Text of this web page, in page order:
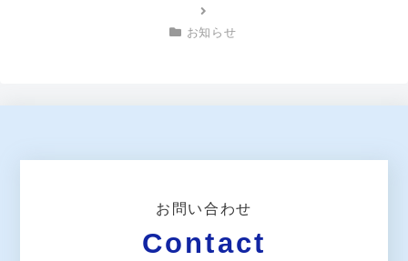
お知らせ
お問い合わせ
Contact